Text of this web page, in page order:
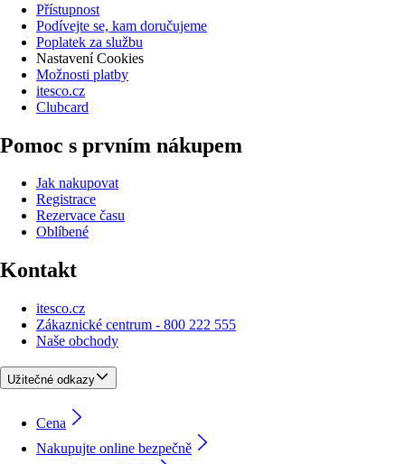
Přístupnost
Podívejte se, kam doručujeme
Poplatek za službu
Nastavení Cookies
Možnosti platby
itesco.cz
Clubcard
Pomoc s prvním nákupem
Jak nakupovat
Registrace
Rezervace času
Oblíbené
Kontakt
itesco.cz
Zákaznické centrum - 800 222 555
Naše obchody
Užitečné odkazy
Cena
Nakupujte online bezpečně